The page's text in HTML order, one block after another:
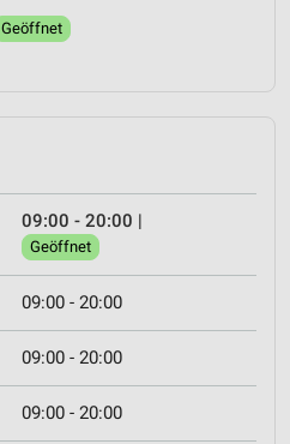
Geöffnet
09:00 - 20:00 |
Geöffnet
09:00 - 20:00
09:00 - 20:00
09:00 - 20:00